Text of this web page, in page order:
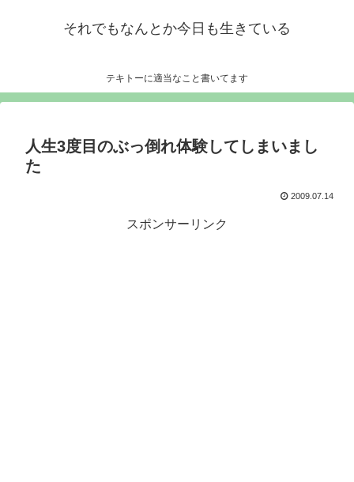
それでもなんとか今日も生きている
テキトーに適当なこと書いてます
人生3度目のぶっ倒れ体験してしまいまし
た
2009.07.14
スポンサーリンク